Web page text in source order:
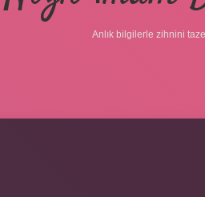
Anlık bilgilerle zihnini